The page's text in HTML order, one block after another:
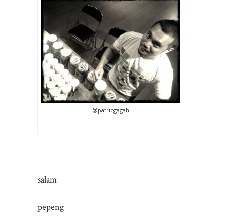
@patricgagah
salam
pepeng